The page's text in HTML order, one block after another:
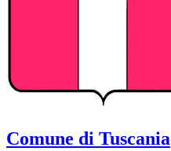
Comune di Tuscania